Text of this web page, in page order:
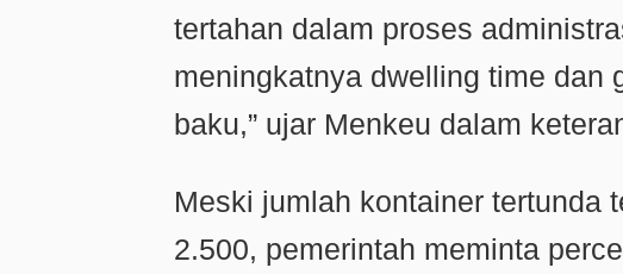
tertahan dalam proses
meningkatnya dwelling time dan
baku,” ujar Menkeu dalam
Meski jumlah kontainer tertunda
2.500, pemerintah meminta